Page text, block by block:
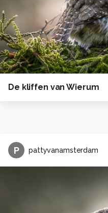
De kliffen van Wierum
P pattyvanamsterdam